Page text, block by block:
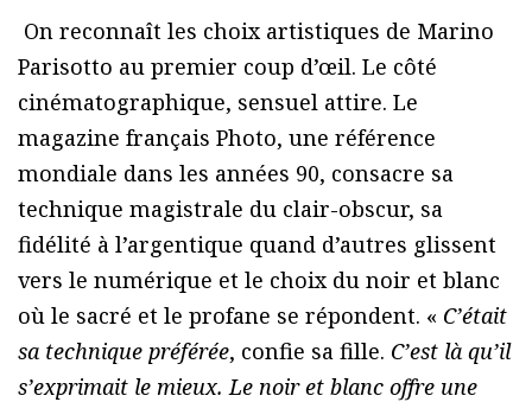
On reconnaît les choix artistiques de Marino
Parisotto au premier coup d’œil. Le côté
cinématographique, sensuel attire. Le
magazine français Photo, une référence
mondiale dans les années 90, consacre sa
technique magistrale du clair-obscur, sa
fidélité à l’argentique quand d’autres glissent
vers le numérique et le choix du noir et blanc
où le sacré et le profane se répondent. « C’était
sa technique préférée, confie sa fille. C’est là qu’il
s’exprimait le mieux. Le noir et blanc offre une